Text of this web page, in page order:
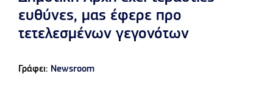
ευθύνες, μας έφερε προ
τετελεσμένων γεγονότων
Γράφει: Newsroom